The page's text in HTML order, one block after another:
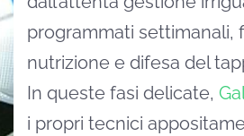
programmati settimanali,
nutrizione e difesa del
In queste fasi delicate,
i propri tecnici